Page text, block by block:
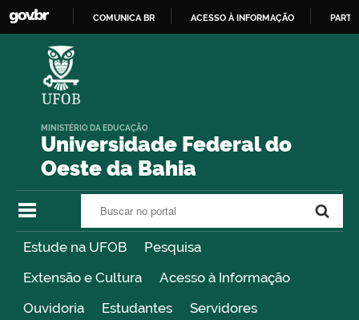
COMUNICA BR ACESSO À INFORMAÇÃO
Universidade Federal do
Oeste da Bahia
MINISTÉRIO DA EDUCAÇÃO
Estude na UFOB
Pesquisa
Extensão e Cultura
Acesso à Informação
Ouvidoria
Estudantes Servidores